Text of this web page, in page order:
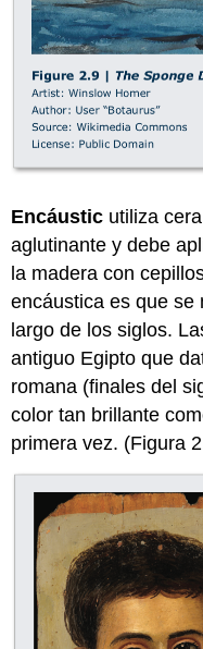
Encáustic utiliza
aglutinante y debe
la madera con
encáustica es que se
largo de los siglos.
antiguo Egipto que
romana (finales del
color tan brillante
primera vez. (Figura